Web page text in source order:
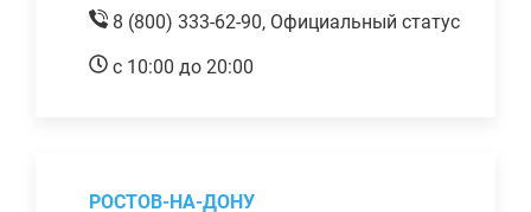
8 (800) 333-62-90, Официальный статус
с 10:00 до 20:00
РОСТОВ-НА-ДОНУ